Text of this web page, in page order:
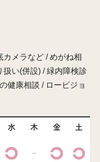
メラなど / めがね相
い(併設) / 緑内障検診
健康相談 / ロービジョ
水 木 金 土
－